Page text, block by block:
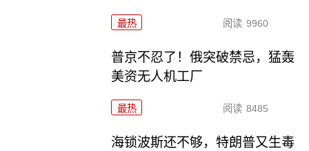
最热 阅读 9960
普京不忍了！俄突破禁忌，猛轰
美资无人机工厂
最热 阅读 8485
海锁波斯还不够，特朗普又生毒